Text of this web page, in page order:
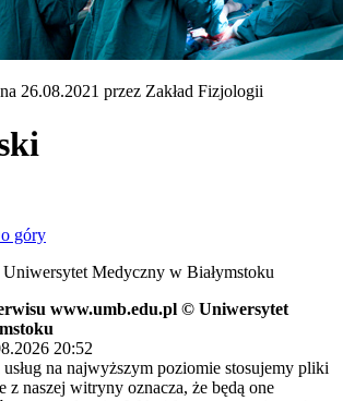
26.08.2021 przez Zakład Fizjologii
góry
Medyczny w Białymstoku
www.umb.edu.pl © Uniwersytet
20:52
na najwyższym poziomie stosujemy pliki
z naszej witryny oznacza, że będą one